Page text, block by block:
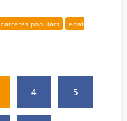
carreres populars
edat
4 5